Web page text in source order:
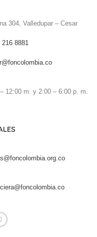
304, Valledupar – Cesar
216 8881
12:00 m. y 2:00 – 6:00 p. m.